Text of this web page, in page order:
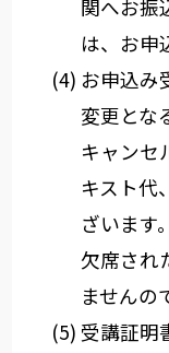
関へお振
は、お申
お申込み
変更とな
キャンセ
キスト代
ざいます
欠席され
ませんの
受講証明